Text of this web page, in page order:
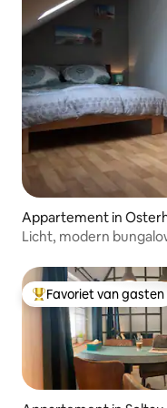
Appartement in
Licht, modern
Topfavoriet van
Favoriet van gasten